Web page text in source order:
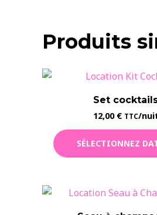
Produits
Set
12,00 € TTC/
SÉLECTIONNEZ